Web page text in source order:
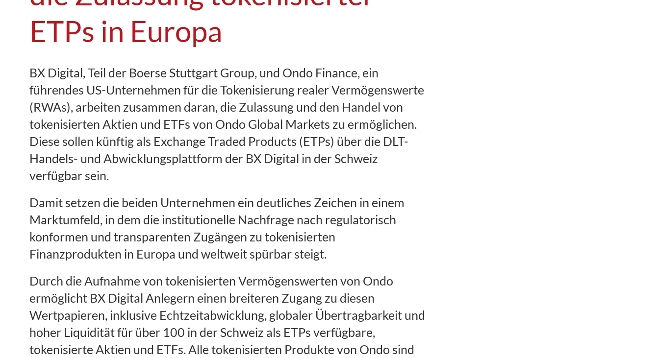
ETPs in Europa
BX Digital, Teil der Boerse Stuttgart Group, und Ondo Finance, ein
führendes US-Unternehmen für die Tokenisierung realer Vermögenswerte
(RWAs), arbeiten zusammen daran, die Zulassung und den Handel von
tokenisierten Aktien und ETFs von Ondo Global Markets zu ermöglichen.
Diese sollen künftig als Exchange Traded Products (ETPs) über die DLT-
Handels- und Abwicklungsplattform der BX Digital in der Schweiz
verfügbar sein.
Damit setzen die beiden Unternehmen ein deutliches Zeichen in einem
Marktumfeld, in dem die institutionelle Nachfrage nach regulatorisch
konformen und transparenten Zugängen zu tokenisierten
Finanzprodukten in Europa und weltweit spürbar steigt.
Durch die Aufnahme von tokenisierten Vermögenswerten von Ondo
ermöglicht BX Digital Anlegern einen breiteren Zugang zu diesen
Wertpapieren, inklusive Echtzeitabwicklung, globaler Übertragbarkeit und
hoher Liquidität für über 100 in der Schweiz als ETPs verfügbare,
tokenisierte Aktien und ETFs. Alle tokenisierten Produkte von Ondo sind